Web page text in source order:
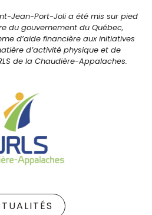
Jean-Port-Joli a été mis sur pied
du gouvernement du Québec,
d’aide financière aux initiatives
d’activité physique et de
de la Chaudière-Appalaches.